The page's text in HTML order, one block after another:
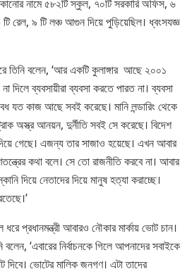
নামে ৫৮২টি স্কুল, ৭০টি সরকারি অফিস, ৬
রেল, ৯ টি লঞ্চ আগুন দিয়ে পুড়িয়েছিল। ধ্বংসযজ্ঞ
তিনি বলেন, ‘আর একটি কুলাঙ্গার আছে ২০০১
দিলে ব্যবসায়ীরা ব্যবসা করতে পারত না। ব্যবসা
যত কাজ আছে সবই করেছে। মানি লন্ডারিং থেকে
অস্ত্র আনয়ন, দুর্নীতি সবই সে করেছে। বিদেশ
গেছে। এজন্য তার সাজাও হয়েছে। এখন আবার
কথা বলে। সে তো রাজনীতি করবে না। আবার
দিয়ে নেতাদের দিয়ে মানুষ হত্যা করাচ্ছে।
প্রধানমন্ত্রী আবারও নৌকার মার্কায় ভোট চান।
বলেন, ‘এবারের নির্বাচনকে গিলে আপনাদের সবাইকে
ভোটের মালিক জনগণ। এটা তাদের